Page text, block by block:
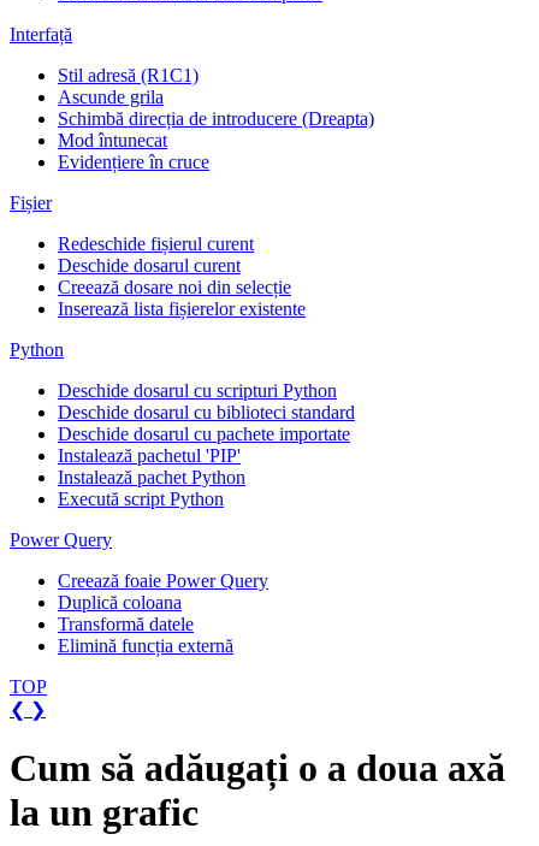
Interfață
Stil adresă (R1C1)
Ascunde grila
Schimbă direcția de introducere (Dreapta)
Mod întunecat
Evidențiere în cruce
Fișier
Redeschide fișierul curent
Deschide dosarul curent
Creează dosare noi din selecție
Inserează lista fișierelor existente
Python
Deschide dosarul cu scripturi Python
Deschide dosarul cu biblioteci standard
Deschide dosarul cu pachete importate
Instalează pachetul 'PIP'
Instalează pachet Python
Execută script Python
Power Query
Creează foaie Power Query
Duplică coloana
Transformă datele
Elimină funcția externă
TOP
❮ ❯
Cum să adăugați o a doua axă
la un grafic